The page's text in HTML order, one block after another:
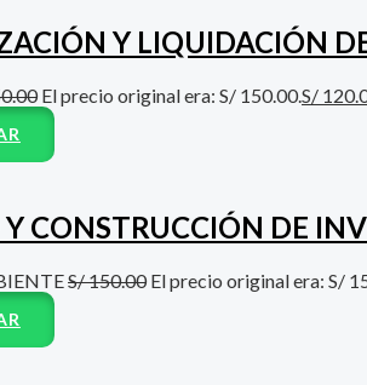
Y LIQUIDACIÓN
El precio original era: S/ 150.00.S/
CONSTRUCCIÓN DE
S/150.00 El precio original era: S/